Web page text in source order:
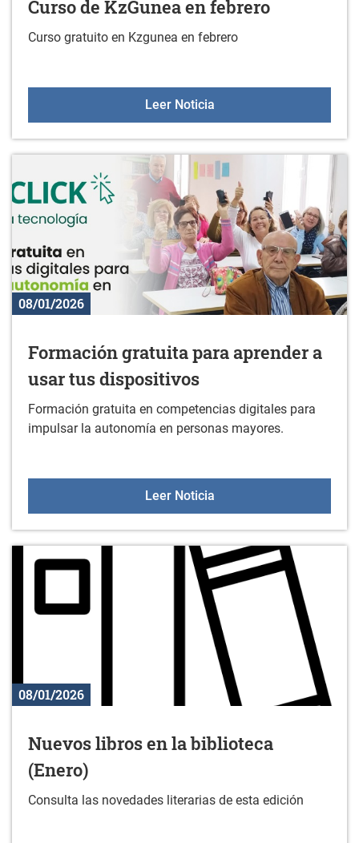
Curso de KzGunea en febrero
Curso gratuito en Kzgunea en febrero
Leer NoticiaCurso de KzGunea en
08/01/2026
Formación gratuita para aprender a
usar tus dispositivos
Formación gratuita en competencias digitales para
impulsar la autonomía en personas mayores.
Leer NoticiaFormación gratuita para
08/01/2026
Nuevos libros en la biblioteca
(Enero)
Consulta las novedades literarias de esta edición